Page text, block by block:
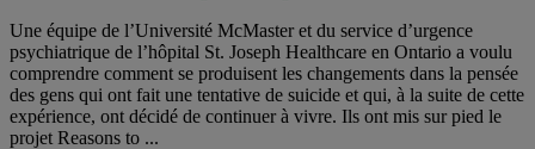
Une équipe de l’Université McMaster et du service d’urgence
psychiatrique de l’hôpital St. Joseph Healthcare en Ontario a voulu
comprendre comment se produisent les changements dans la pensée
des gens qui ont fait une tentative de suicide et qui, à la suite de cette
expérience, ont décidé de continuer à vivre. Ils ont mis sur pied le
projet Reasons to ...